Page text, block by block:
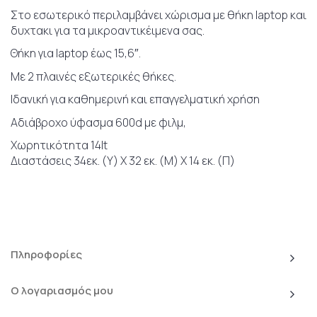
Στο εσωτερικό περιλαμβάνει χώρισμα με θήκη laptop και
δυχτακι για τα μικροαντικέιμενα σας.
Θήκη για laptop έως 15,6″.
Με 2 πλαινές εξωτερικές θήκες.
Ιδανική για καθημερινή και επαγγελματική χρήση
Αδιάβροχο ύφασμα 600d με φιλμ,
Χωρητικότητα 14lt
Διαστάσεις 34εκ. (Υ) Χ 32 εκ. (Μ) Χ 14 εκ. (Π)
Πληροφορίες
Ο λογαριασμός μου